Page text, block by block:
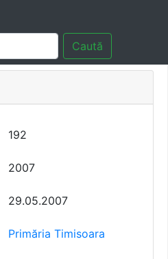
Caută
192
2007
29.05.2007
Primăria Timisoara